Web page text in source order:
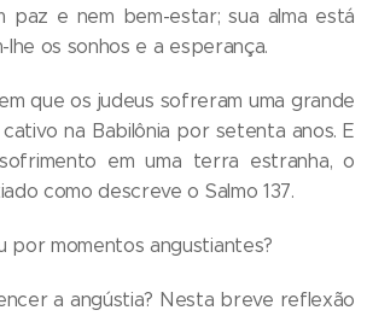
paz e nem bem-estar; sua alma está
lhe os sonhos e a esperança.
que os judeus sofreram uma grande
na Babilônia por setenta anos. E
em uma terra estranha, o
como descreve o Salmo 137.
por momentos angustiantes?
a angústia? Nesta breve reflexão